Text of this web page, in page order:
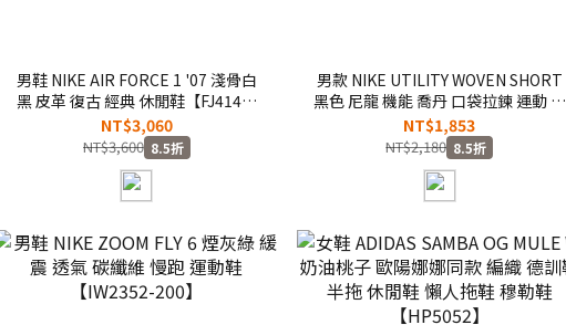
男鞋 NIKE AIR FORCE 1 '07 淺骨白
黑 皮革 復古 經典 休閒鞋【FJ4146-
005】AF1 WAF1
NT$3,060
NT$3,600 8.5折
男款 NIKE UTILITY WOVEN SHORT
黑色 尼龍 機能 喬丹 口袋拉鍊 運動 休
閒 短褲【IW1902-010】NKTF
NT$1,853
NT$2,180 8.5折